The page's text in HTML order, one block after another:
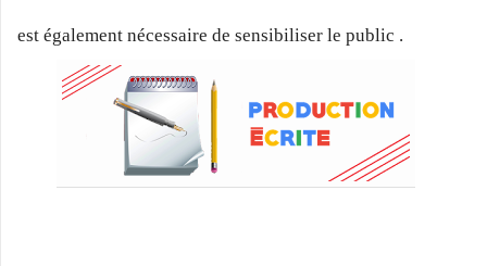
est également nécessaire de sensibiliser le public .